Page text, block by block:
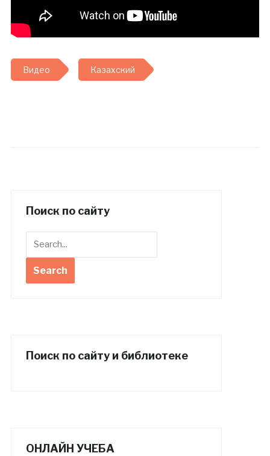
Видео Казахский
Поиск по сайту
Поиск по сайту и библиотеке
ОНЛАЙН УЧЕБА